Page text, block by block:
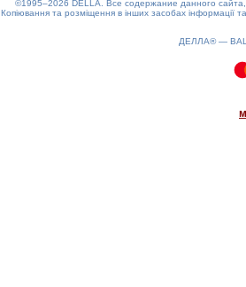
©1995–2026 DELLA. Все содержание данного
Копіювання та розміщення в інших засобах інформації
ДЕЛЛА® —